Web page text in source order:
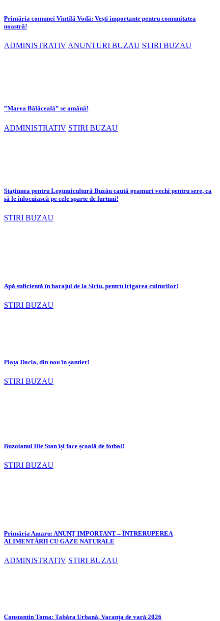
Primăria comunei Vintilă Vodă: Vești importante pentru comunitatea
noastră!
ADMINISTRATIV ANUNTURI BUZAU STIRI BUZAU
”Marea Bălăceală” se amână!
ADMINISTRATIV STIRI BUZAU
Stațiunea pentru Legumicultură Buzău caută geamuri vechi pentru sere, ca
să le înlocuiască pe cele sparte de furtuni!
STIRI BUZAU
Apă suficientă în barajul de la Siriu, pentru irigarea culturilor!
STIRI BUZAU
Piața Dacia, din nou în șantier!
STIRI BUZAU
Buzoianul Ilie Stan își face școală de fotbal!
STIRI BUZAU
Primăria Amaru: ANUNȚ IMPORTANT – ÎNTRERUPEREA
ALIMENTĂRII CU GAZE NATURALE
ADMINISTRATIV STIRI BUZAU
Constantin Toma: Tabăra Urbană, Vacanța de vară 2026